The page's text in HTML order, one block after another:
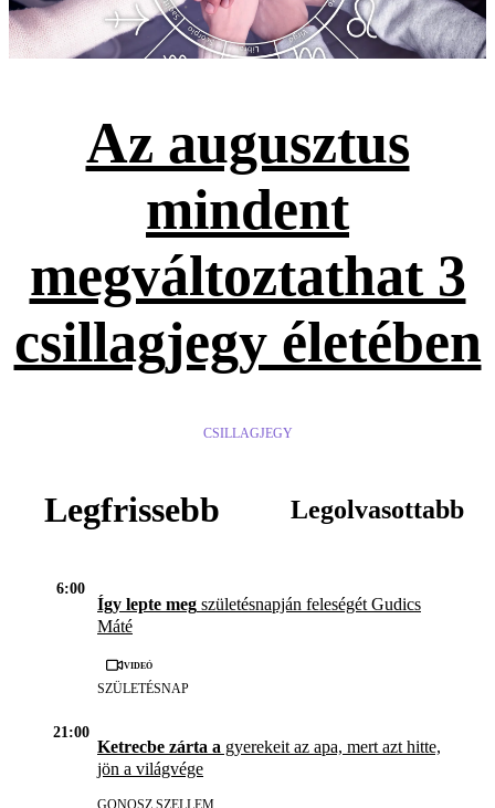
Az augusztus
mindent
megváltoztathat 3
csillagjegy életében
CSILLAGJEGY
Legfrissebb Legolvasottabb
6:00
Így lepte meg születésnapján feleségét Gudics
Máté
Videó
SZÜLETÉSNAP
21:00
Ketrecbe zárta a gyerekeit az apa, mert azt hitte,
jön a világvége